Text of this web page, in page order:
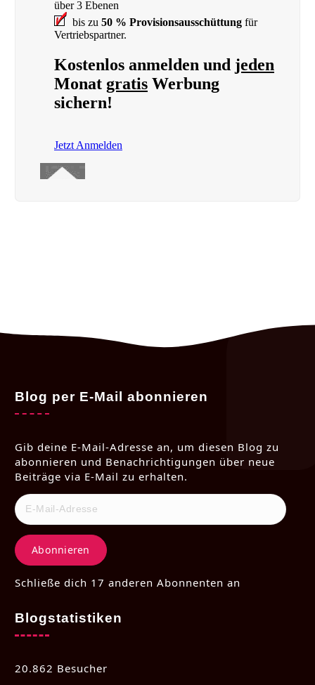
Blog per E-Mail abonnieren
Gib deine E-Mail-Adresse an, um diesen Blog zu
abonnieren und Benachrichtigungen über neue
Beiträge via E-Mail zu erhalten.
Abonnieren
Schließe dich 17 anderen Abonnenten an
Blogstatistiken
20.862 Besucher